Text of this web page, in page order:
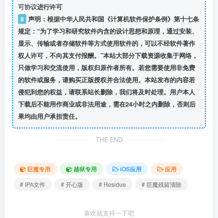
可协议进行许可
8 声明：根据中华人民共和国《计算机软件保护条例》第十七条
规定：“为了学习和研究软件内含的设计思想和原理，通过安装、
显示、传输或者存储软件等方式使用软件的，可以不经软件著作
权人许可，不向其支付报酬。”本站大部分下载资源收集于网络，
只做学习和交流使用，版权归原作者所有。若您需要使用非免费
的软件或服务，请购买正版授权并合法使用。本站发布的内容若
侵犯到您的权益，请联系站长删除，我们将及时处理。用户本人
下载后不能用作商业或非法用途，需在24小时之内删除，否则后
果均由用户承担责任。
THE END
巨魔专用 越狱专用 iOS应用
应用
# IPA文件
# 开心版 # Residue # 巨魔残留清除
喜欢就支持一下吧